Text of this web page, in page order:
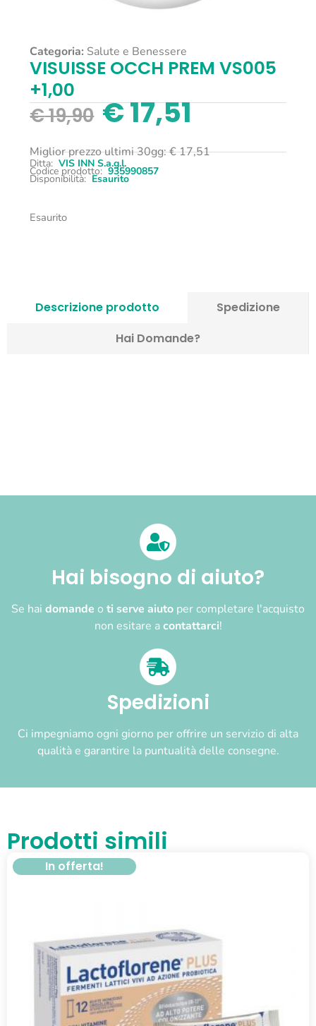
Categoria: Salute e Benessere
VISUISSE OCCH PREM VS005
+1,00
€19,90 €17,51
Miglior prezzo ultimi 30gg:€17,51
Ditta: VIS INN S.a.g.l.
Codice prodotto: 935990857
Disponibilità: Esaurito
Esaurito
Descrizione prodotto
Spedizione
Hai Domande?
Hai bisogno di aiuto?
Se hai domande o ti serve aiuto per completare l'acquisto
non esitare acontattarci!
Spedizioni
Ci impegniamo ogni giorno per offrire un servizio di alta
qualità e garantire la puntualità delle consegne.
Prodotti simili
In offerta!